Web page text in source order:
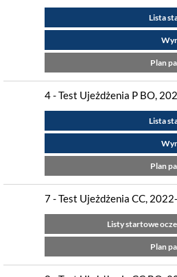
Lista
Plan
4 - Test Ujeżdżenia P BO,
Lista
Plan
7 - Test Ujeżdżenia CC,
Listy startowe
Plan